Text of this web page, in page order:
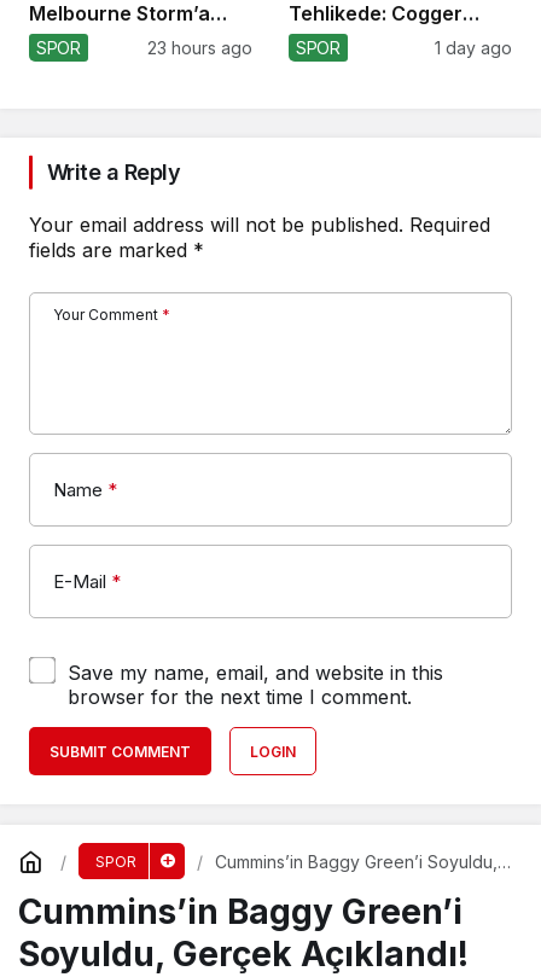
Melbourne Storm’a
Dönüyor!
SPOR 23 hours ago
Tehlikede: Cogger
Tercihi!
SPOR 1 day ago
Write a Reply
Your email address will not be published. Required
fields are marked *
Your Comment *
Name *
E-Mail *
Save my name, email, and website in this
browser for the next time I comment.
SUBMIT COMMENT LOGIN
SPOR
Cummins’in Baggy Green’i Soyuldu,
Cummins’in Baggy Green’i
Soyuldu, Gerçek Açıklandı!